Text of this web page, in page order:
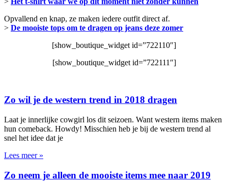
Opvallend en knap, ze maken iedere outfit direct af.
> De mooiste tops om te dragen op jeans deze zomer
[show_boutique_widget id=”722110″]
[show_boutique_widget id=”722111″]
Zo wil je de western trend in 2018 dragen
Laat je innerlijke cowgirl los dit seizoen. Want western items maken
hun comeback. Howdy! Misschien heb je bij de western trend al
snel het idee dat je
Lees meer »
Zo neem je alleen de mooiste items mee naar 2019